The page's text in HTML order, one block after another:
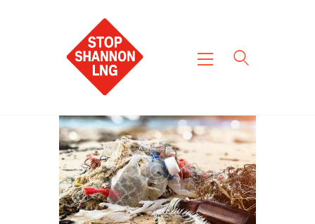
Home
About Us
News
Contact Us
Blog